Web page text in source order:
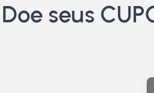
Doe seus